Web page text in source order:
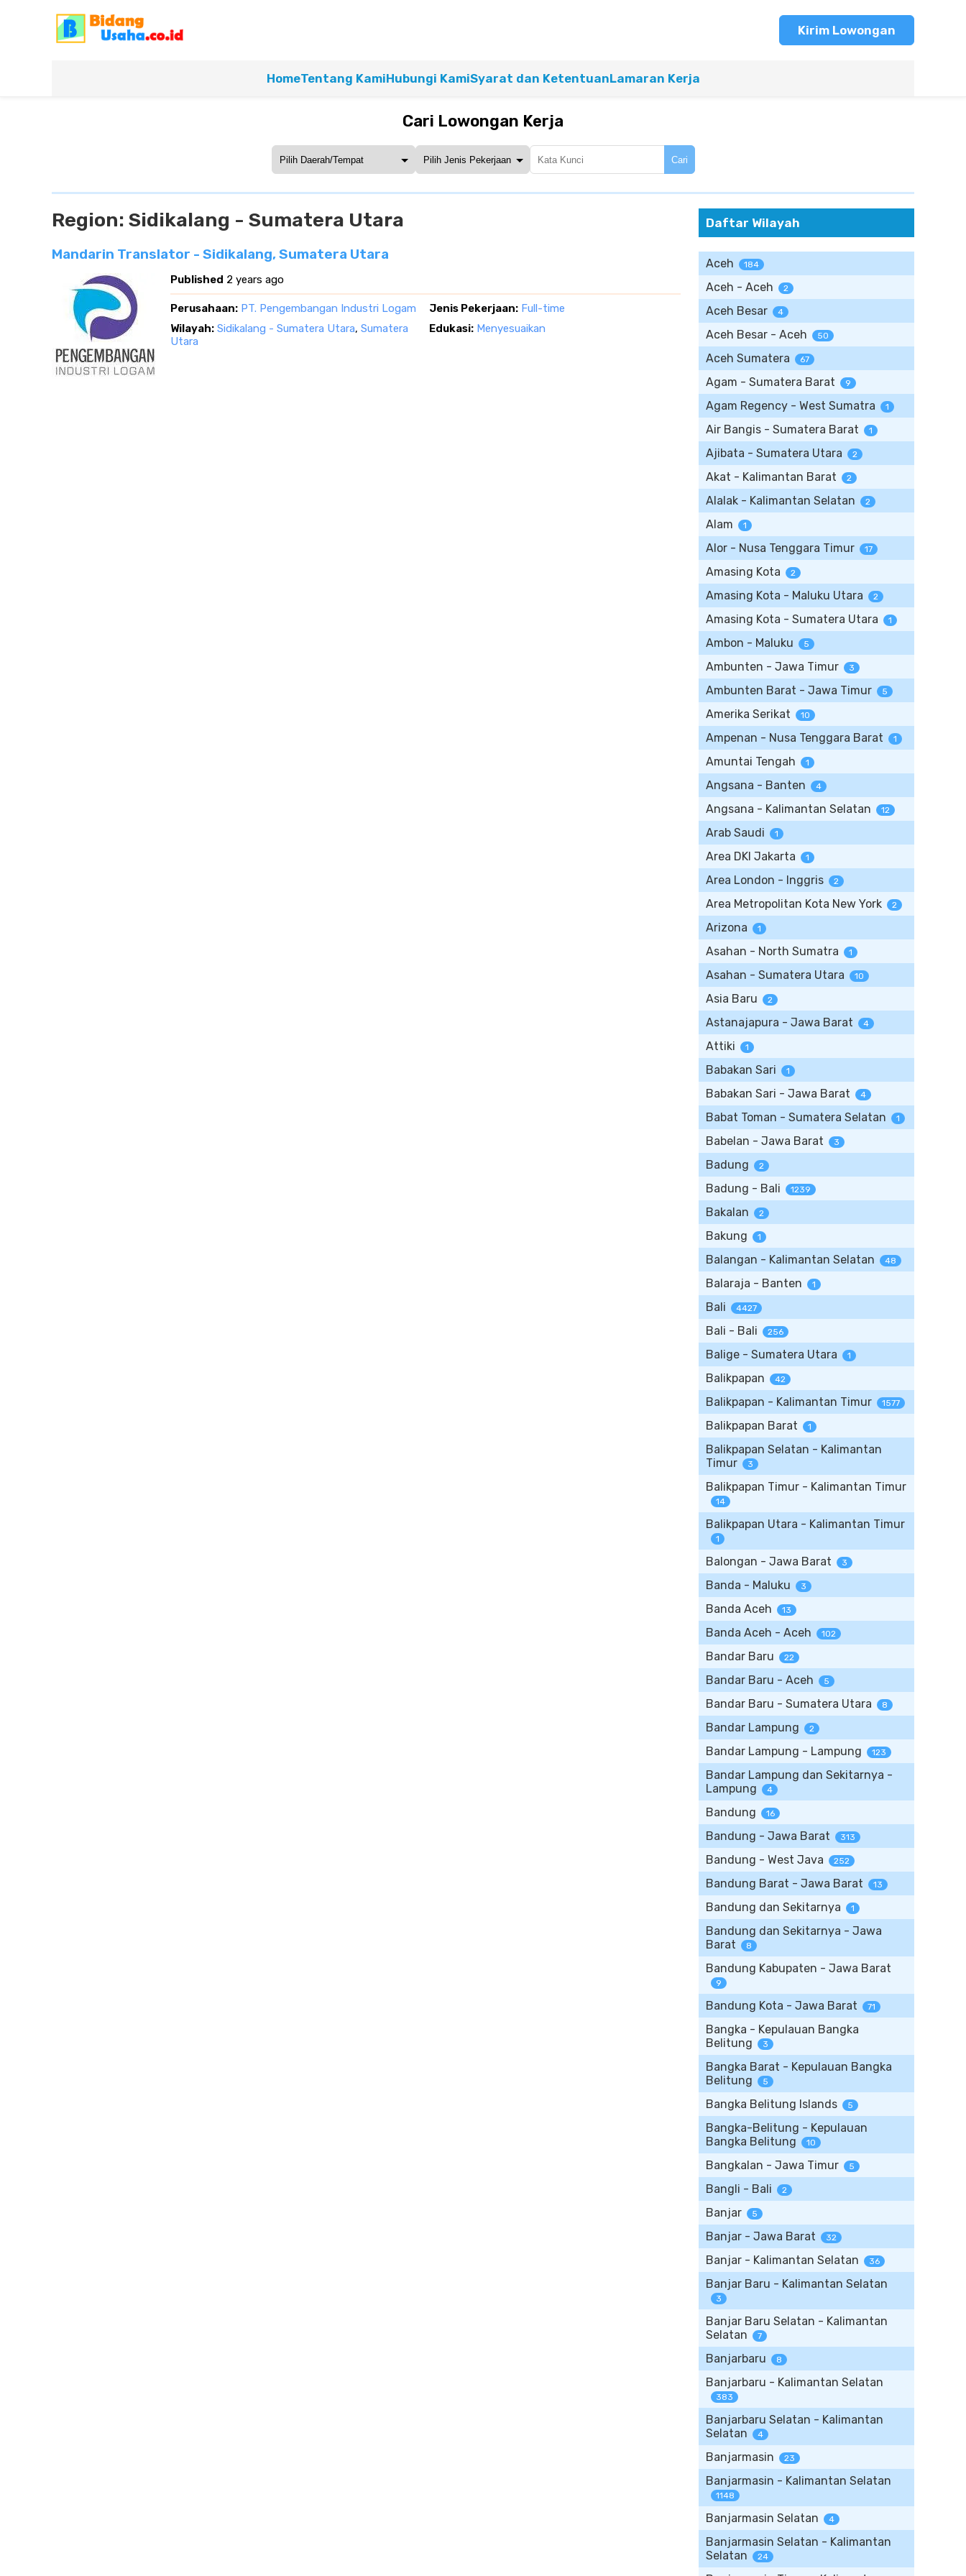
Kirim Lowongan
HomeTentang KamiHubungi KamiSyarat dan KetentuanLamaran Kerja
Cari Lowongan Kerja
Cari
Region: Sidikalang - Sumatera Utara
Mandarin Translator - Sidikalang, Sumatera Utara
Published 2 years ago
Perusahaan: PT. Pengembangan Industri Logam Jenis Pekerjaan: Full-time
Wilayah: Sidikalang - Sumatera Utara, Sumatera
Utara
Edukasi: Menyesuaikan
Daftar Wilayah
Aceh 184
Aceh - Aceh 2
Aceh Besar 4
Aceh Besar - Aceh 50
Aceh Sumatera 67
Agam - Sumatera Barat 9
Agam Regency - West Sumatra 1
Air Bangis - Sumatera Barat 1
Ajibata - Sumatera Utara 2
Akat - Kalimantan Barat 2
Alalak - Kalimantan Selatan 2
Alam 1
Alor - Nusa Tenggara Timur 17
Amasing Kota 2
Amasing Kota - Maluku Utara 2
Amasing Kota - Sumatera Utara 1
Ambon - Maluku 5
Ambunten - Jawa Timur 3
Ambunten Barat - Jawa Timur 5
Amerika Serikat 10
Ampenan - Nusa Tenggara Barat 1
Amuntai Tengah 1
Angsana - Banten 4
Angsana - Kalimantan Selatan 12
Arab Saudi 1
Area DKI Jakarta 1
Area London - Inggris 2
Area Metropolitan Kota New York 2
Arizona 1
Asahan - North Sumatra 1
Asahan - Sumatera Utara 10
Asia Baru 2
Astanajapura - Jawa Barat 4
Attiki 1
Babakan Sari 1
Babakan Sari - Jawa Barat 4
Babat Toman - Sumatera Selatan 1
Babelan - Jawa Barat 3
Badung 2
Badung - Bali 1239
Bakalan 2
Bakung 1
Balangan - Kalimantan Selatan 48
Balaraja - Banten 1
Bali 4427
Bali - Bali 256
Balige - Sumatera Utara 1
Balikpapan 42
Balikpapan - Kalimantan Timur 1577
Balikpapan Barat 1
Balikpapan Selatan - Kalimantan
Timur
3
Balikpapan Timur - Kalimantan Timur
14
Balikpapan Utara - Kalimantan Timur
1
Balongan - Jawa Barat 3
Banda - Maluku 3
Banda Aceh 13
Banda Aceh - Aceh 102
Bandar Baru 22
Bandar Baru - Aceh 5
Bandar Baru - Sumatera Utara 8
Bandar Lampung 2
Bandar Lampung - Lampung 123
Bandar Lampung dan Sekitarnya -
Lampung
4
Bandung 16
Bandung - Jawa Barat 313
Bandung - West Java 252
Bandung Barat - Jawa Barat 13
Bandung dan Sekitarnya 1
Bandung dan Sekitarnya - Jawa
Barat
8
Bandung Kabupaten - Jawa Barat
9
Bandung Kota - Jawa Barat 71
Bangka - Kepulauan Bangka
Belitung
3
Bangka Barat - Kepulauan Bangka
Belitung
5
Bangka Belitung Islands 5
Bangka-Belitung - Kepulauan
Bangka Belitung
10
Bangkalan - Jawa Timur 5
Bangli - Bali 2
Banjar 5
Banjar - Jawa Barat 32
Banjar - Kalimantan Selatan 36
Banjar Baru - Kalimantan Selatan
3
Banjar Baru Selatan - Kalimantan
Selatan
7
Banjarbaru 8
Banjarbaru - Kalimantan Selatan
383
Banjarbaru Selatan - Kalimantan
Selatan
4
Banjarmasin 23
Banjarmasin - Kalimantan Selatan
1148
Banjarmasin Selatan 4
Banjarmasin Selatan - Kalimantan
Selatan
24